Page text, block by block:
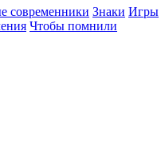
современники Знаки Игры
Чтобы помнили